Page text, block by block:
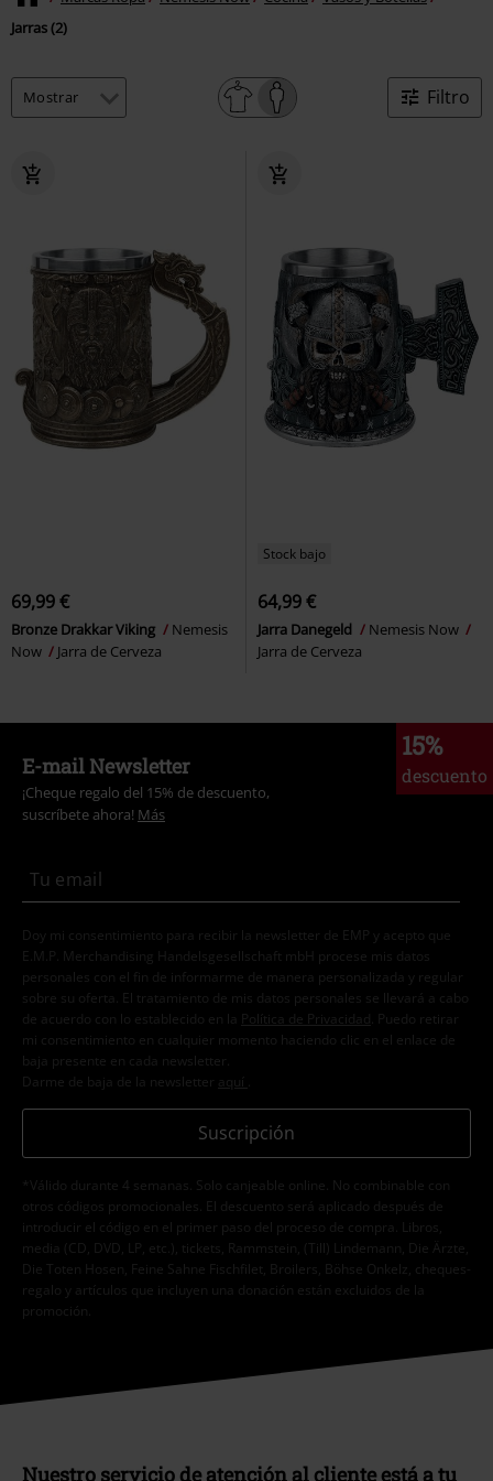
Jarras (2)
Filtro
69,99 €
Bronze Drakkar Viking
Nemesis
Now
Jarra de Cerveza
Stock bajo
64,99 €
Jarra Danegeld
Nemesis Now
Jarra de Cerveza
15%
descuento
E-mail Newsletter
¡Cheque regalo del 15% de descuento,
suscríbete ahora! Más
Doy mi consentimiento para recibir la newsletter de EMP y acepto que
E.M.P. Merchandising Handelsgesellschaft mbH procese mis datos
personales con el fin de informarme de manera personalizada y regular
sobre su oferta. El tratamiento de mis datos personales se llevará a cabo
de acuerdo con lo establecido en la
Política de Privacidad . Puedo retirar
mi consentimiento en cualquier momento haciendo clic en el enlace de
baja presente en cada newsletter.
Darme de baja de la newsletter
aquí
Suscripción
*Válido durante 4 semanas. Solo canjeable online. No combinable con
otros códigos promocionales. El descuento será aplicado después de
introducir el código en el primer paso del proceso de compra. Libros,
media (CD, DVD, LP, etc.), tickets, Rammstein, (Till) Lindemann, Die Ärzte,
Die Toten Hosen, Feine Sahne Fischfilet, Broilers, Böhse Onkelz, cheques-
regalo y artículos que incluyen una donación están excluidos de la
promoción.
Nuestro servicio de atención al cliente está a tu